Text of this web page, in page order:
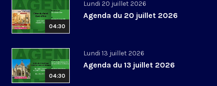
04:30
Lundi 20 juillet 2026
Agenda du 20 juillet 2026
04:30
Lundi 13 juillet 2026
Agenda du 13 juillet 2026